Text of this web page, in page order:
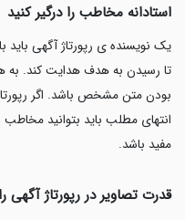
استادانه مخاطب را درگیر کنید
یک نویسنده ی رپورتاژ آگهی باید
تا رسیدن به هدف هدایت کند. به
بودن متن مشخص باشد. اگر
انتهای مطلب باید بتوانید مخاطب
مفید باشد.
قدرت تصاویر در رپورتاژ آگهی